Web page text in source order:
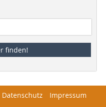
finden!
Datenschutz
Impressum